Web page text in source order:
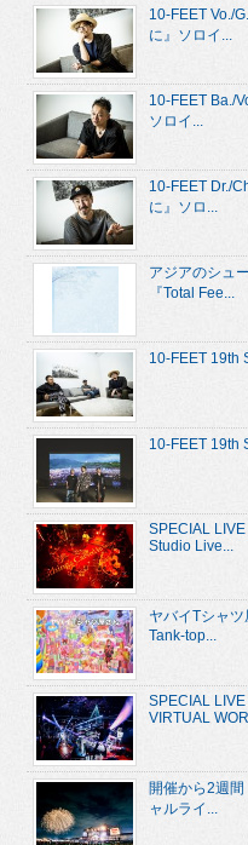
10-FEET Vo./
に』ソロイ...
10-FEET Ba./
ソロイ...
10-FEET Dr./
に』ソロ...
アジアのシュ
『Total Fee...
10-FEET 19th
10-FEET 19th
SPECIAL
Studio Live...
ヤバイTシャ
Tank-top...
SPECIAL
VIRTUAL
開催から2週
ャルライ...